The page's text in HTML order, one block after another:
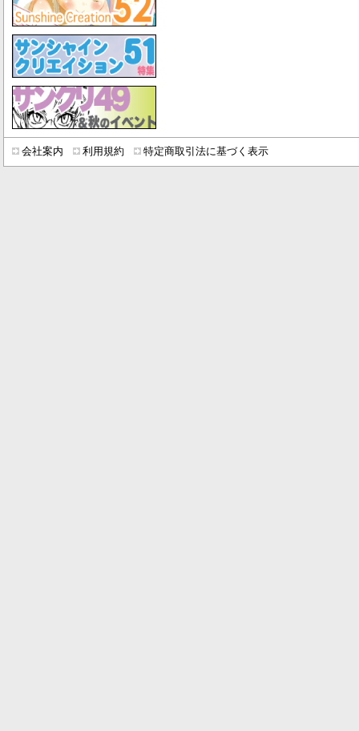
会社案内 利用規約 特定商取引法に基づく表示